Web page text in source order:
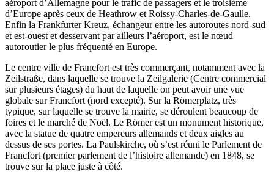
aéroport d’Allemagne pour le trafic de passagers et le troisième
d’Europe après ceux de Heathrow et Roissy-Charles-de-Gaulle.
Enfin la Frankfurter Kreuz, échangeur entre les autoroutes nord-sud
et est-ouest et desservant par ailleurs l’aéroport, est le nœud
autoroutier le plus fréquenté en Europe.
Le centre ville de Francfort est très commerçant, notamment avec la
Zeilstraße, dans laquelle se trouve la Zeilgalerie (Centre commercial
sur plusieurs étages) du haut de laquelle on peut avoir une vue
globale sur Francfort (nord excepté). Sur la Römerplatz, très
typique, sur laquelle se trouve la mairie, se déroulent beaucoup de
foires et le marché de Noël. Le Römer est un monument historique,
avec la statue de quatre empereurs allemands et deux aigles au
dessus de ses portes. La Paulskirche, où s’est réuni le Parlement de
Francfort (premier parlement de l’histoire allemande) en 1848, se
trouve sur la place juste à côté.